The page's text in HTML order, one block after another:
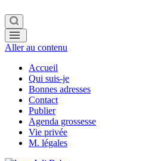
Aller au contenu
Accueil
Qui suis-je
Bonnes adresses
Contact
Publier
Agenda grossesse
Vie privée
M. légales